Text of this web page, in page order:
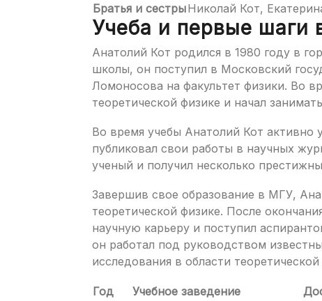
Братья и сестрыНиколай Кот,
Учеба и первые шаги
Анатолий Кот родился в 1980 году в
школы, он поступил в Московский
Ломоносова на факультет физики. Во
теоретической физике и начал
Во время учебы Анатолий Кот активно
публиковал свои работы в научных
ученый и получил несколько
Завершив свое образование в МГУ,
теоретической физике. После
научную карьеру и поступил
он работал под руководством
исследования в области
Год Учебное заведение